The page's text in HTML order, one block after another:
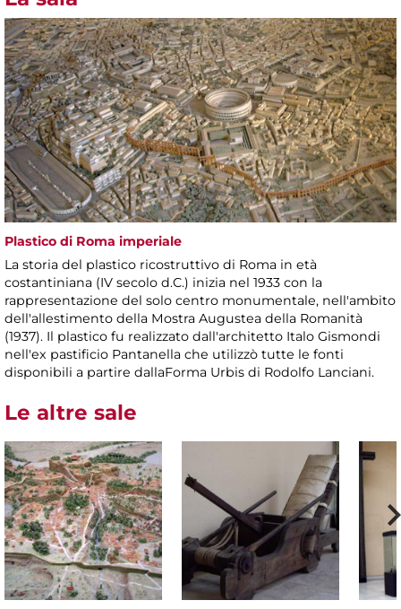
Plastico di Roma imperiale
La storia del plastico ricostruttivo di Roma in età
costantiniana (IV secolo d.C.) inizia nel 1933 con la
rappresentazione del solo centro monumentale, nell'ambito
dell'allestimento della Mostra Augustea della Romanità
(1937). Il plastico fu realizzato dall'architetto Italo Gismondi
nell'ex pastificio Pantanella che utilizzò tutte le fonti
disponibili a partire dallaForma Urbis di Rodolfo Lanciani.
Le altre sale